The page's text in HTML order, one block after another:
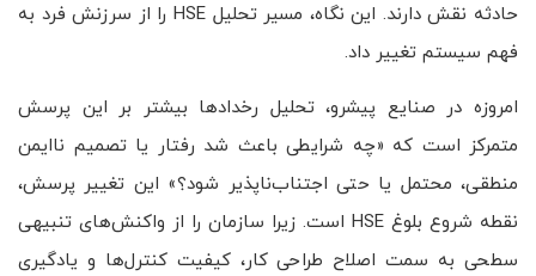
حادثه نقش دارند. این نگاه، مسیر تحلیل HSE را از سرزنش فرد به
فهم سیستم تغییر داد.
امروزه در صنایع پیشرو، تحلیل رخدادها بیشتر بر این پرسش
متمرکز است که «چه شرایطی باعث شد رفتار یا تصمیم ناایمن
منطقی، محتمل یا حتی اجتناب‌ناپذیر شود؟» این تغییر پرسش،
نقطه شروع بلوغ HSE است. زیرا سازمان را از واکنش‌های تنبیهی
سطحی به سمت اصلاح طراحی کار، کیفیت کنترل‌ها و یادگیری